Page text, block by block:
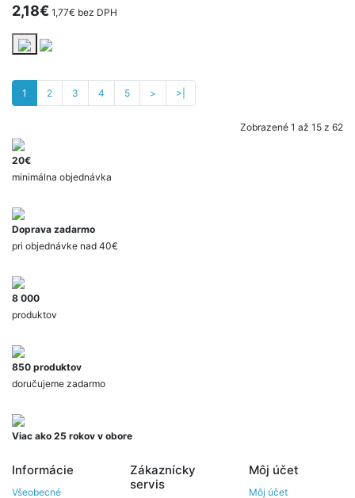
2,18€ 1,77€ bez DPH
1 2 3 4 5 > >|
Zobrazené 1 až 15 z 62
20€
minimálna objednávka
Doprava zadarmo
pri objednávke nad 40€
8 000
produktov
850 produktov
doručujeme zadarmo
Viac ako 25 rokov v obore
Informácie
Všeobecné
Zákaznícky
servis
Môj účet
Môj účet